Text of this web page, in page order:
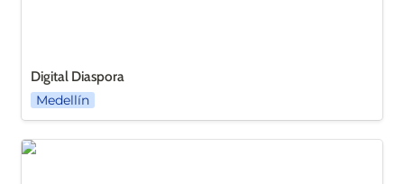
Digital Diaspora
Medellín
Framer bogotá